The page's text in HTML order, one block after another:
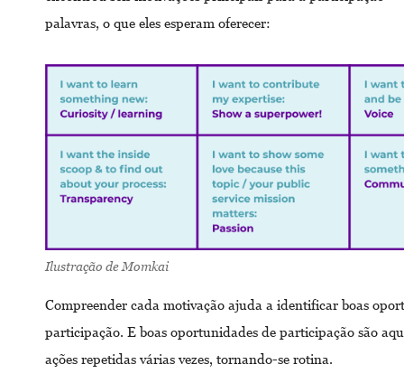
palavras, o que eles esperam oferecer:
Ilustração de Momkai
Compreender cada motivação ajuda a identificar boas
participação. E boas oportunidades de participação são
ações repetidas várias vezes, tornando-se rotina.